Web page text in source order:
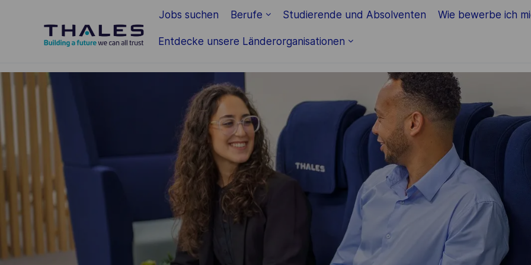
Jobs suchen Berufe Studierende und Absolventen Wie bewerbe ich
Entdecke unsere Länderorganisationen
-